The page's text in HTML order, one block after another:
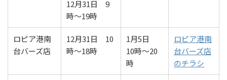
12月31日 9
時～19時
ロピア港南
台バーズ店
12月31日 10
時～18時
1月5日
10時～20
時
ロピア港南
台バーズ店
のチラシ